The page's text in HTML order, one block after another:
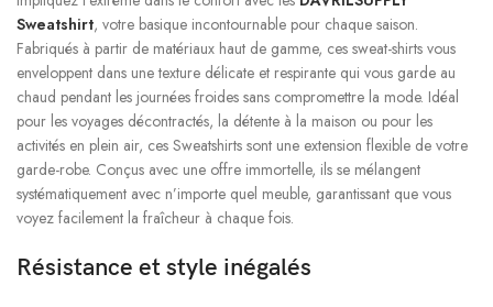
Sweatshirt, votre basique incontournable pour chaque saison.
Fabriqués à partir de matériaux haut de gamme, ces sweat-shirts vous
enveloppent dans une texture délicate et respirante qui vous garde au
chaud pendant les journées froides sans compromettre la mode. Idéal
pour les voyages décontractés, la détente à la maison ou pour les
activités en plein air, ces Sweatshirts sont une extension flexible de votre
garde-robe. Conçus avec une offre immortelle, ils se mélangent
systématiquement avec n’importe quel meuble, garantissant que vous
voyez facilement la fraîcheur à chaque fois.
Résistance et style inégalés